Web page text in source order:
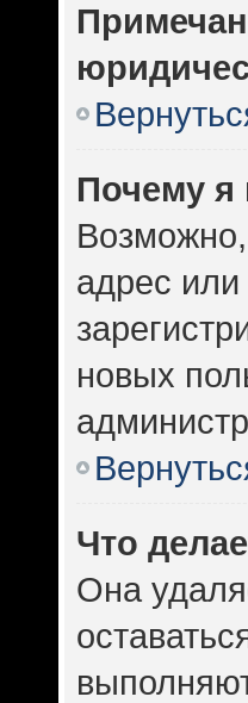
Почему я
адрес
новых
Что
Она